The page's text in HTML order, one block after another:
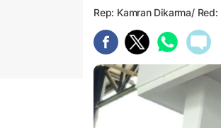
Rep: Kamran Dikarma/ Red: